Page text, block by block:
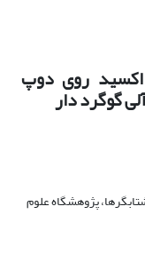
اکسید روی دوپ
گوگرد دار
پژوهشگاه علوم